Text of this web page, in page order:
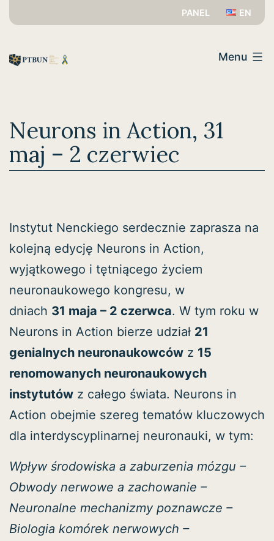
treści
PANEL EN
Menu
Neurons in Action, 31
maj – 2 czerwiec
Instytut Nenckiego serdecznie zaprasza na
kolejną edycję Neurons in Action,
wyjątkowego i tętniącego życiem
neuronaukowego kongresu, w
dniach 31 maja – 2 czerwca. W tym roku w
Neurons in Action bierze udział 21
genialnych neuronaukowców z 15
renomowanych neuronaukowych
instytutów z całego świata. Neurons in
Action obejmie szereg tematów kluczowych
dla interdyscyplinarnej neuronauki, w tym:
Wpływ środowiska a zaburzenia mózgu –
Obwody nerwowe a zachowanie –
Neuronalne mechanizmy poznawcze –
Biologia komórek nerwowych –